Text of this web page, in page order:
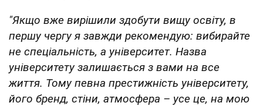
"Якщо вже вирішили здобути вищу освіту, в
першу чергу я завжди рекомендую: вибирайте
не спеціальність, а університет. Назва
університету залишається з вами на все
життя. Тому певна престижність університету,
його бренд, стіни, атмосфера – усе це, на мою